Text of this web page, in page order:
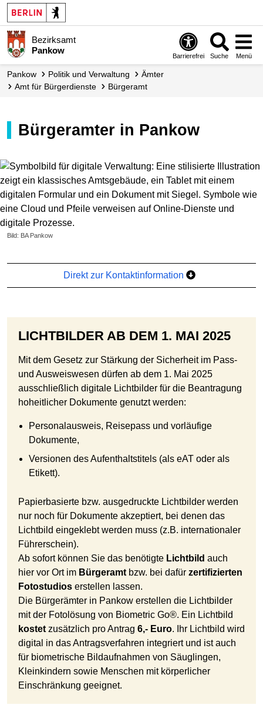
Bezirksamt
Pankow
Barrierefrei Suche Menü
Pankow Politik und Verwaltung
Ämter
Amt für Bürgerdienste
Bürgeramt
Bürgeramter in Pankow
Bild: BA Pankow
Direkt zur Kontaktinformation
LICHTBILDER AB DEM 1. MAI 2025
Mit dem Gesetz zur Stärkung der Sicherheit im Pass-
und Ausweiswesen dürfen ab dem 1. Mai 2025
ausschließlich digitale Lichtbilder für die Beantragung
hoheitlicher Dokumente genutzt werden:
Personalausweis, Reisepass und vorläufige
Dokumente,
Versionen des Aufenthaltstitels (als eAT oder als
Etikett).
Papierbasierte bzw. ausgedruckte Lichtbilder werden
nur noch für Dokumente akzeptiert, bei denen das
Lichtbild eingeklebt werden muss (z.B. internationaler
Führerschein).
Ab sofort können Sie das benötigte Lichtbild auch
hier vor Ort im Bürgeramt bzw. bei dafür zertifizierten
Fotostudios erstellen lassen.
Die Bürgerämter in Pankow erstellen die Lichtbilder
mit der Fotolösung von Biometric Go®. Ein Lichtbild
kostet zusätzlich pro Antrag 6,- Euro. Ihr Lichtbild wird
digital in das Antragsverfahren integriert und ist auch
für biometrische Bildaufnahmen von Säuglingen,
Kleinkindern sowie Menschen mit körperlicher
Einschränkung geeignet.